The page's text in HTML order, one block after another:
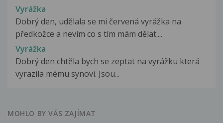
Vyrážka
Dobrý den, udělala se mi červená vyrážka na
předkožce a nevím co s tím mám dělat....
Vyrážka
Dobrý den chtěla bych se zeptat na vyrážku která
vyrazila mému synovi. Jsou...
MOHLO BY VÁS ZAJÍMAT